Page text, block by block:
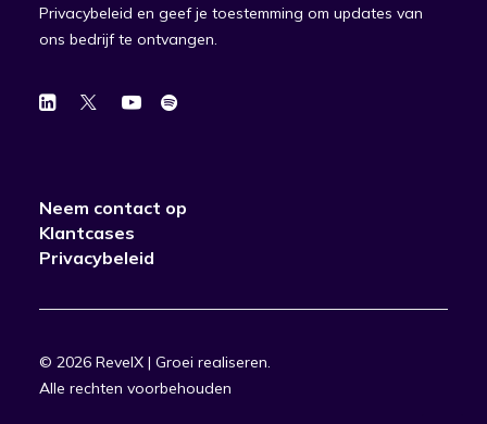
Privacybeleid en geef je toestemming om updates van
ons bedrijf te ontvangen.
Neem contact op
Klantcases
Privacybeleid
© 2026 RevelX | Groei realiseren.
Alle rechten voorbehouden